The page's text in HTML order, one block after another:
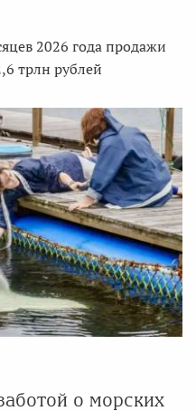
2026 года продажи
трлн рублей
о морских